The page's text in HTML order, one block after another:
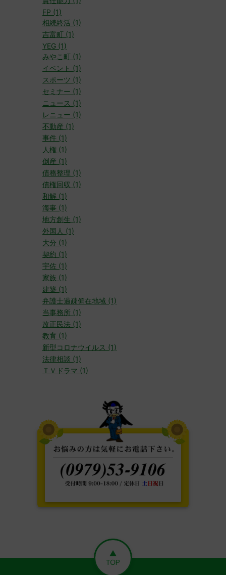
FP (1)
相続終活 (1)
吉富町 (1)
YEG (1)
みやこ町 (1)
イベント (1)
スポーツ (1)
セミナー (1)
ニュース (1)
レニュー (1)
不動産 (1)
事件 (1)
人権 (1)
倒産 (1)
債務整理 (1)
債権回収 (1)
和解 (1)
海事 (1)
地方創生 (1)
外国人 (1)
大分 (1)
契約 (1)
宇佐 (1)
家族 (1)
建築 (1)
弁護士過疎偏在地域 (1)
当事務所 (1)
改正民法 (1)
教育 (1)
新型コロナウイルス (1)
法律相談 (1)
ＴＶドラマ (1)